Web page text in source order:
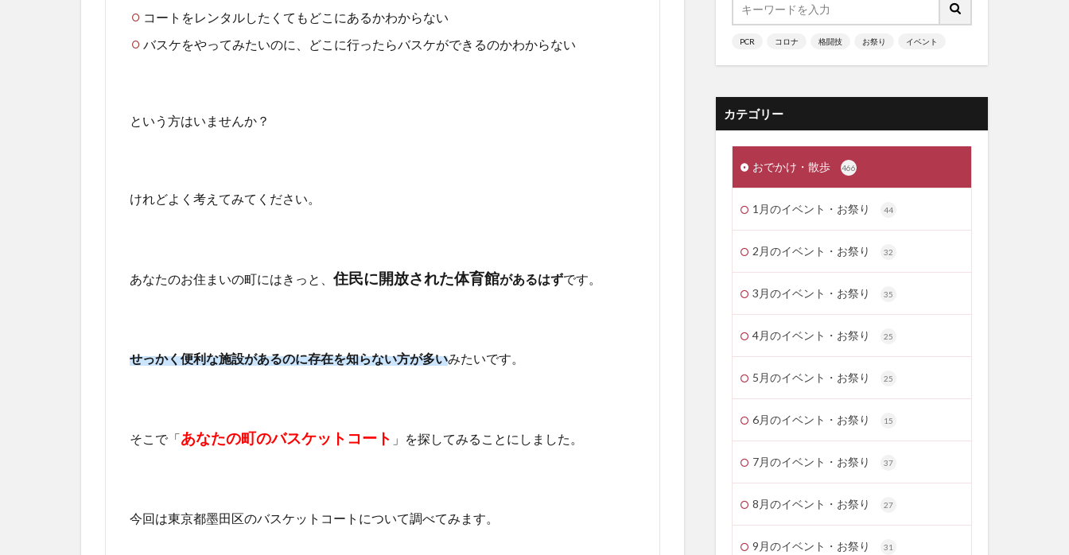
コートをレンタルしたくてもどこにあるかわからない
バスケをやってみたいのに、どこに行ったらバスケができるのかわからない
という方はいませんか？
けれどよく考えてみてください。
あなたのお住まいの町にはきっと、 住民に開放された体育館があるはずです。
せっかく便利な施設があるのに存在を知らない方が多いみたいです。
そこで「あなたの町のバスケットコート 」を探してみることにしました。
今回は東京都墨田区のバスケットコートについて調べてみます。
PCR コロナ 格闘技 お祭り イベント
カテゴリー
おでかけ・散歩 466
1月のイベント・お祭り 44
2月のイベント・お祭り 32
3月のイベント・お祭り 35
4月のイベント・お祭り 25
5月のイベント・お祭り 25
6月のイベント・お祭り 15
7月のイベント・お祭り 37
8月のイベント・お祭り 27
9月のイベント・お祭り 31